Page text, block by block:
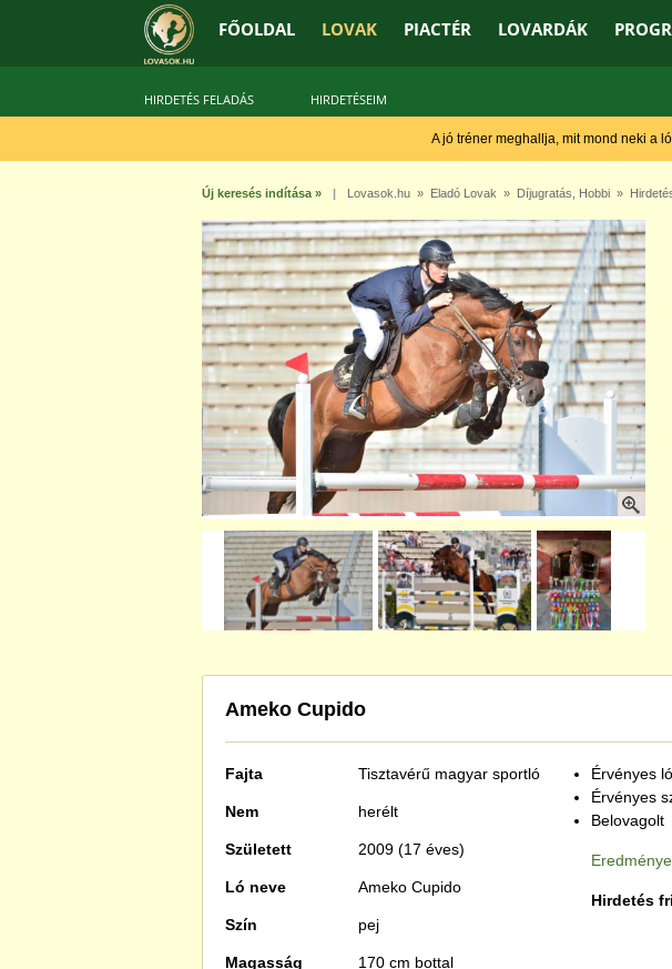
FŐOLDAL LOVAK PIACTÉR LOVARDÁK
HIRDETÉS FELADÁS HIRDETÉSEIM
A jó tréner meghallja, mit mond neki a
Új keresés indítása » | Lovasok.hu » Eladó Lovak » Díjugratás Hobbi »
Ameko Cupido
Fajta Tisztavérű magyar sportló
Nem herélt
Született 2009 (17 éves)
Ló neve Ameko Cupido
Szín pej
Magasság
170 cm bottal
Érvényes
Érvényes
Belovagolt
Hirdetés